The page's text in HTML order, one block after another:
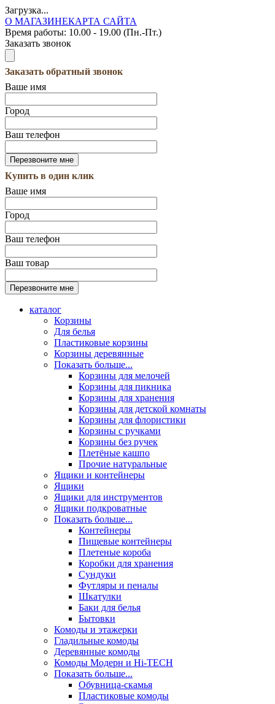
Загрузка...
О МАГАЗИНЕКАРТА САЙТА
Время работы: 10.00 - 19.00 (Пн.-Пт.)
Заказать звонок
Заказать обратный звонок
Ваше имя
Город
Ваш телефон
Купить в один клик
Ваше имя
Город
Ваш телефон
Ваш товар
каталог
Корзины
Для белья
Пластиковые корзины
Корзины деревянные
Показать больше...
Корзины для мелочей
Корзины для пикника
Корзины для хранения
Корзины для детской комнаты
Корзины для флористики
Корзины с ручками
Корзины без ручек
Плетёные кашпо
Прочие натуральные
Ящики и контейнеры
Ящики
Ящики для инструментов
Ящики подкроватные
Показать больше...
Контейнеры
Пищевые контейнеры
Плетеные короба
Коробки для хранения
Сундуки
Футляры и пеналы
Шкатулки
Баки для белья
Бытовки
Комоды и этажерки
Гладильные комоды
Деревянные комоды
Комоды Модерн и Hi-TECH
Показать больше...
Обувница-скамья
Пластиковые комоды